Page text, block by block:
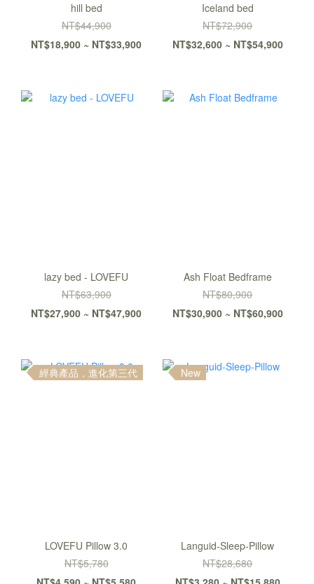
hill bed
NT$44,900
NT$18,900 ~ NT$33,900
Iceland bed
NT$72,900
NT$32,600 ~ NT$54,900
lazy bed - LOVEFU
NT$63,900
NT$27,900 ~ NT$47,900
Ash Float Bedframe
NT$80,900
NT$30,900 ~ NT$60,900
經典產品，進化第三代
LOVEFU Pillow 3.0
NT$5,780
New
Languid-Sleep-Pillow
NT$28,680